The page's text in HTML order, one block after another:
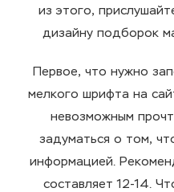
из этого,
дизайну подборок
Первое, что нужно
мелкого шрифта на
невозможным
задуматься о том,
информацией.
составляет 12-14.